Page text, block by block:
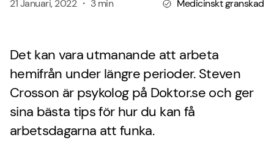
21 Januari, 2022 ・ 3 min Medicinskt granskad
Det kan vara utmanande att arbeta
hemifrån under längre perioder. Steven
Crosson är psykolog på Doktor.se och ger
sina bästa tips för hur du kan få
arbetsdagarna att funka.